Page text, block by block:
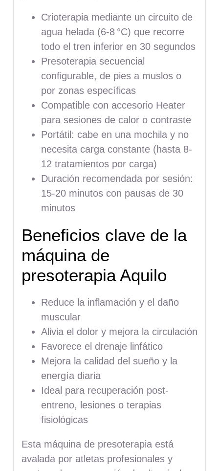
Crioterapia mediante un circuito de
agua helada (6-8 °C) que recorre
todo el tren inferior en 30 segundos
Presoterapia secuencial
configurable, de pies a muslos o
por zonas específicas
Compatible con accesorio Heater
para sesiones de calor o contraste
Portátil: cabe en una mochila y no
necesita carga constante (hasta 8-
12 tratamientos por carga)
Duración recomendada por sesión:
15-20 minutos con pausas de 30
minutos
Beneficios clave de la
máquina de
presoterapia Aquilo
Reduce la inflamación y el daño
muscular
Alivia el dolor y mejora la circulación
Favorece el drenaje linfático
Mejora la calidad del sueño y la
energía diaria
Ideal para recuperación post-
entreno, lesiones o terapias
fisiológicas
Esta máquina de presoterapia está
avalada por atletas profesionales y